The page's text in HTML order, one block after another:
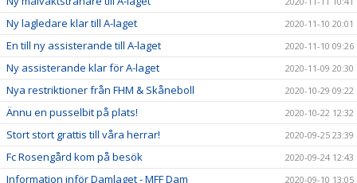
Ny lagledare klar till A-laget 2020-11-10 20:01
En till ny assisterande till A-laget 2020-11-10 09:26
Ny assisterande klar för A-laget 2020-11-09 20:30
Nya restriktioner från FHM & Skåneboll 2020-10-29 09:22
Ännu en pusselbit på plats! 2020-10-22 12:32
Stort stort grattis till våra herrar! 2020-09-25 23:39
Fc Rosengård kom på besök 2020-09-24 12:43
Information inför Damlaget - MFF Dam 2020-09-10 13:05